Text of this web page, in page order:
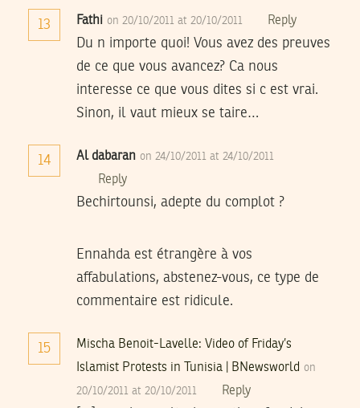
13 Fathi on 20/10/2011 at 20/10/2011 Reply
Du n importe quoi! Vous avez des preuves
de ce que vous avancez? Ca nous
interesse ce que vous dites si c est vrai.
Sinon, il vaut mieux se taire…
14 Al dabaran on 24/10/2011 at 24/10/2011
Reply
Bechirtounsi, adepte du complot ?
Ennahda est étrangère à vos
affabulations, abstenez-vous, ce type de
commentaire est ridicule.
15
Mischa Benoit-Lavelle: Video of Friday’s
Islamist Protests in Tunisia | BNewsworld on
20/10/2011 at 20/10/2011 Reply